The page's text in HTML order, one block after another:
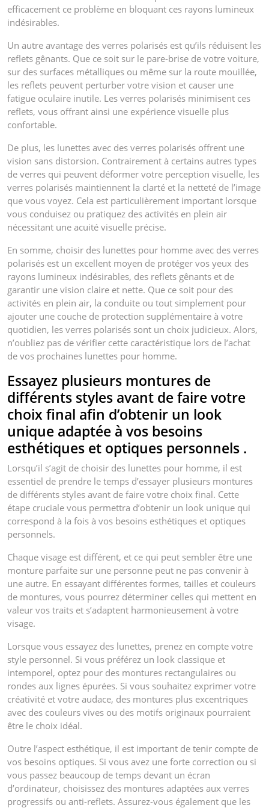
efficacement ce problème en bloquant ces rayons lumineux
indésirables.
Un autre avantage des verres polarisés est qu’ils réduisent les
reflets gênants. Que ce soit sur le pare-brise de votre voiture,
sur des surfaces métalliques ou même sur la route mouillée,
les reflets peuvent perturber votre vision et causer une
fatigue oculaire inutile. Les verres polarisés minimisent ces
reflets, vous offrant ainsi une expérience visuelle plus
confortable.
De plus, les lunettes avec des verres polarisés offrent une
vision sans distorsion. Contrairement à certains autres types
de verres qui peuvent déformer votre perception visuelle, les
verres polarisés maintiennent la clarté et la netteté de l’image
que vous voyez. Cela est particulièrement important lorsque
vous conduisez ou pratiquez des activités en plein air
nécessitant une acuité visuelle précise.
En somme, choisir des lunettes pour homme avec des verres
polarisés est un excellent moyen de protéger vos yeux des
rayons lumineux indésirables, des reflets gênants et de
garantir une vision claire et nette. Que ce soit pour des
activités en plein air, la conduite ou tout simplement pour
ajouter une couche de protection supplémentaire à votre
quotidien, les verres polarisés sont un choix judicieux. Alors,
n’oubliez pas de vérifier cette caractéristique lors de l’achat
de vos prochaines lunettes pour homme.
Essayez plusieurs montures de
différents styles avant de faire votre
choix final afin d’obtenir un look
unique adaptée à vos besoins
esthétiques et optiques personnels .
Lorsqu’il s’agit de choisir des lunettes pour homme, il est
essentiel de prendre le temps d’essayer plusieurs montures
de différents styles avant de faire votre choix final. Cette
étape cruciale vous permettra d’obtenir un look unique qui
correspond à la fois à vos besoins esthétiques et optiques
personnels.
Chaque visage est différent, et ce qui peut sembler être une
monture parfaite sur une personne peut ne pas convenir à
une autre. En essayant différentes formes, tailles et couleurs
de montures, vous pourrez déterminer celles qui mettent en
valeur vos traits et s’adaptent harmonieusement à votre
visage.
Lorsque vous essayez des lunettes, prenez en compte votre
style personnel. Si vous préférez un look classique et
intemporel, optez pour des montures rectangulaires ou
rondes aux lignes épurées. Si vous souhaitez exprimer votre
créativité et votre audace, des montures plus excentriques
avec des couleurs vives ou des motifs originaux pourraient
être le choix idéal.
Outre l’aspect esthétique, il est important de tenir compte de
vos besoins optiques. Si vous avez une forte correction ou si
vous passez beaucoup de temps devant un écran
d’ordinateur, choisissez des montures adaptées aux verres
progressifs ou anti-reflets. Assurez-vous également que les